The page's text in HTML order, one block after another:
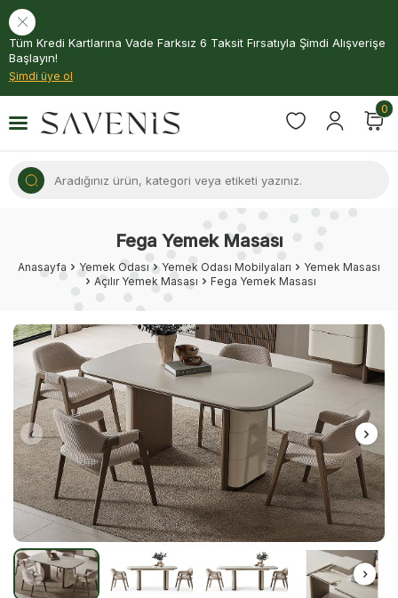
Tüm Kredi Kartlarına Vade Farksız 6 Taksit Fırsatıyla Şimdi Alışverişe
Başlayın!
Şimdi üye ol
0
Fega Yemek Masası
Anasayfa Yemek Odası Yemek Odası Mobilyaları
Yemek Masası
Açılır Yemek Masası
Fega Yemek Masası